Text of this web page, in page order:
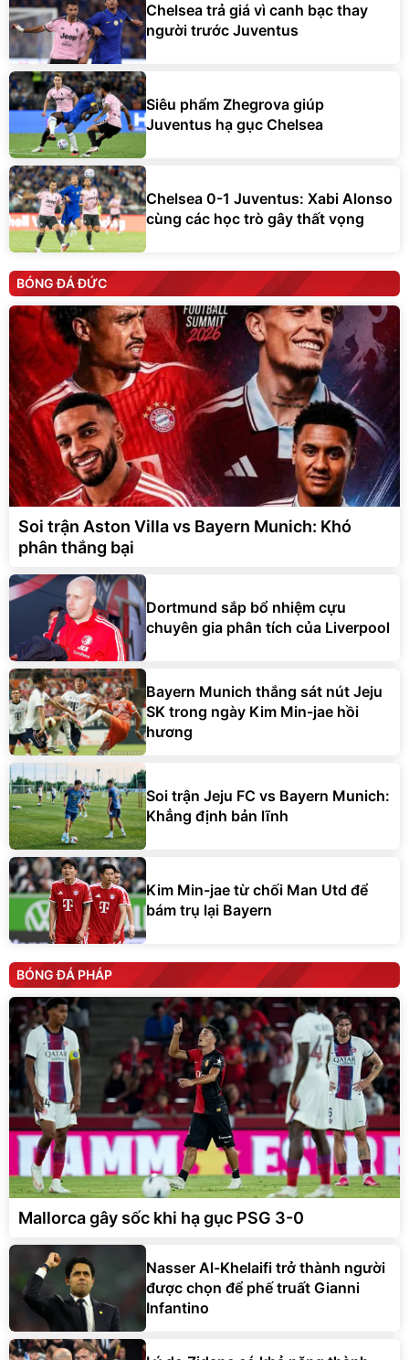
Chelsea trả giá vì canh bạc thay
người trước Juventus
Siêu phẩm Zhegrova giúp
Juventus hạ gục Chelsea
Chelsea 0-1 Juventus: Xabi Alonso
cùng các học trò gây thất vọng
BÓNG ĐÁ ĐỨC
Soi trận Aston Villa vs Bayern Munich: Khó
phân thắng bại
Dortmund sắp bổ nhiệm cựu
chuyên gia phân tích của Liverpool
Bayern Munich thắng sát nút Jeju
SK trong ngày Kim Min-jae hồi
hương
Soi trận Jeju FC vs Bayern Munich:
Khẳng định bản lĩnh
Kim Min-jae từ chối Man Utd để
bám trụ lại Bayern
BÓNG ĐÁ PHÁP
Mallorca gây sốc khi hạ gục PSG 3-0
Nasser Al-Khelaifi trở thành người
được chọn để phế truất Gianni
Infantino